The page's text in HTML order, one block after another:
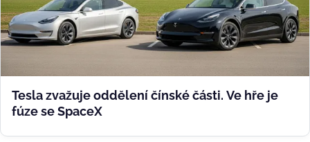
Tesla zvažuje oddělení čínské části. Ve hře je
fúze se SpaceX